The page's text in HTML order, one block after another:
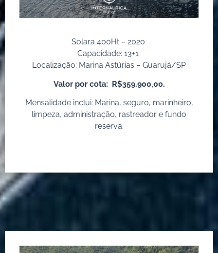
Solara 400Ht – 2020
Capacidade: 13+1
Localização: Marina Astúrias – Guarujá/SP
Valor por cota: R$359.900,00.
Mensalidade inclui: Marina, seguro, marinheiro,
limpeza, administração, rastreador e fundo
reserva.